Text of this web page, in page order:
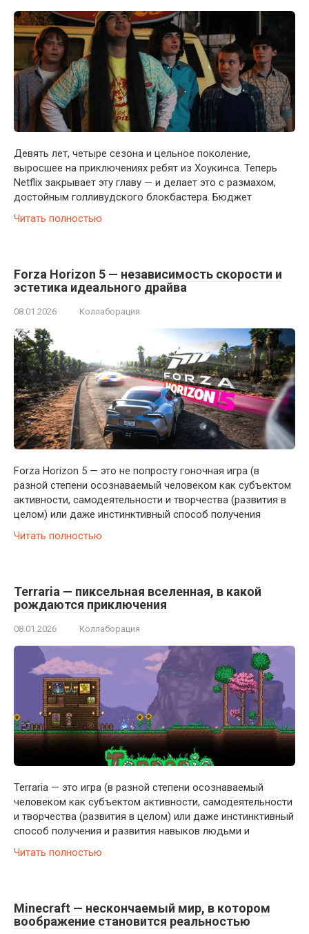
Девять лет, четыре сезона и цельное поколение,
выросшее на приключениях ребят из Хоукинса. Теперь
Netflix закрывает эту главу — и делает это с размахом,
достойным голливудского блокбастера. Бюджет
Читать полностью
Forza Horizon 5 — независимость скорости и
эстетика идеального драйва
08.01.2026 Коллаборация
Forza Horizon 5 — это не попросту гоночная игра (в
разной степени осознаваемый человеком как субъектом
активности, самодеятельности и творчества (развития в
целом) или даже инстинктивный способ получения
Читать полностью
Terraria — пиксельная вселенная, в какой
рождаются приключения
08.01.2026 Коллаборация
Terraria — это игра (в разной степени осознаваемый
человеком как субъектом активности, самодеятельности
и творчества (развития в целом) или даже инстинктивный
способ получения и развития навыков людьми и
Читать полностью
Minecraft — нескончаемый мир, в котором
воображение становится реальностью